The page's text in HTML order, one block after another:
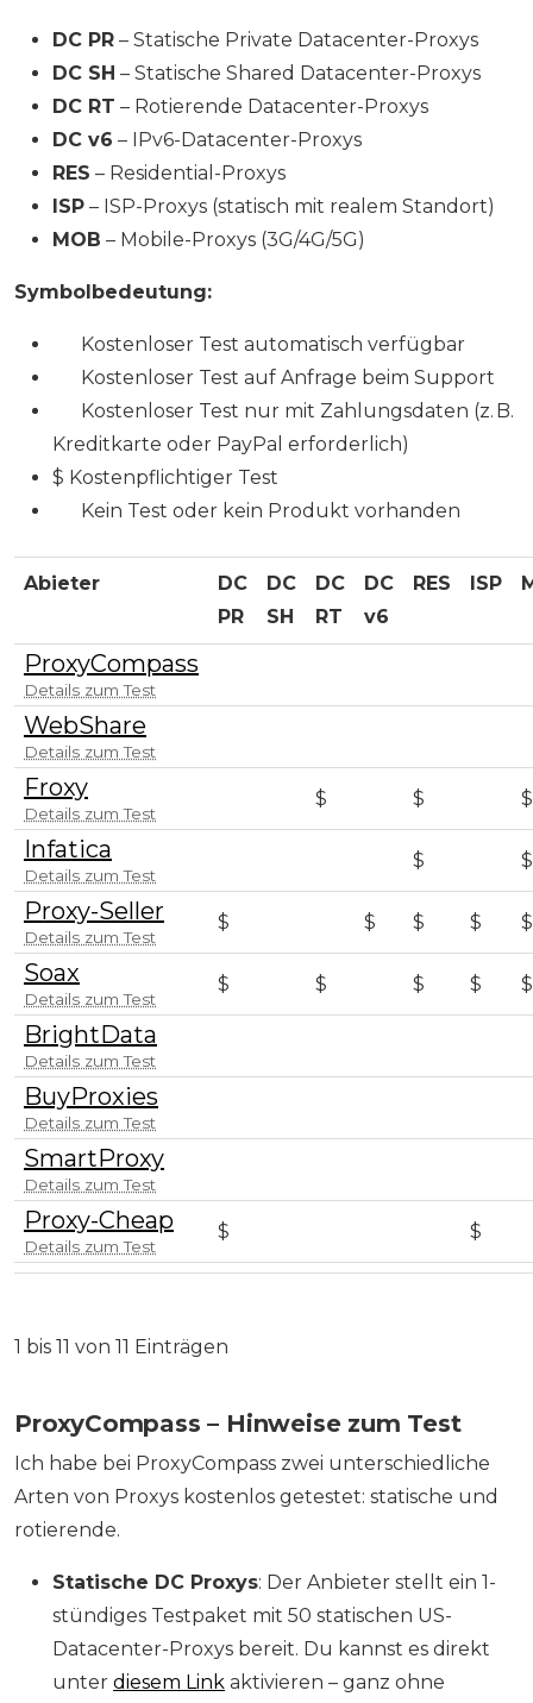
DC PR – Statische Private Datacenter-Proxys
DC SH – Statische Shared Datacenter-Proxys
DC RT – Rotierende Datacenter-Proxys
DC v6 – IPv6-Datacenter-Proxys
RES – Residential-Proxys
ISP – ISP-Proxys (statisch mit realem Standort)
MOB – Mobile-Proxys (3G/4G/5G)
Symbolbedeutung:
✅ Kostenloser Test automatisch verfügbar
✉️ Kostenloser Test auf Anfrage beim Support
💳 Kostenloser Test nur mit Zahlungsdaten (z. B.
Kreditkarte oder PayPal erforderlich)
$ Kostenpflichtiger Test
🚫 Kein Test oder kein Produkt vorhanden
Abieter
DC
PR
DC
SH
DC
RT
DC
v6
RES ISP
ProxyCompass
Details zum Test
WebShare
Details zum Test
Froxy
Details zum Test
$ $ $
Infatica
Details zum Test
$ $
Proxy-Seller
Details zum Test
$ $ $ $ $
Soax
Details zum Test
$ $ $ $ $
BrightData
Details zum Test
BuyProxies
Details zum Test
SmartProxy
Details zum Test
Proxy-Cheap
Details zum Test
$ $
1 bis 11 von 11 Einträgen
ProxyCompass – Hinweise zum Test
Ich habe bei ProxyCompass zwei unterschiedliche
Arten von Proxys kostenlos getestet: statische und
rotierende.
Statische DC Proxys: Der Anbieter stellt ein 1-
stündiges Testpaket mit 50 statischen US-
Datacenter-Proxys bereit. Du kannst es direkt
unter diesem Link aktivieren – ganz ohne